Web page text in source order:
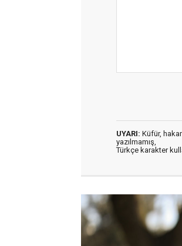
UYARI: Küfür,
yazılmamış,
Türkçe karakter